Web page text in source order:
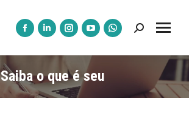
A
página
Facebook
abre
A
página
LinkedIn
abre
A
página
Instagram
abre
A
página
YouTube
A
página
Pesquisar:
Saiba o que é seu